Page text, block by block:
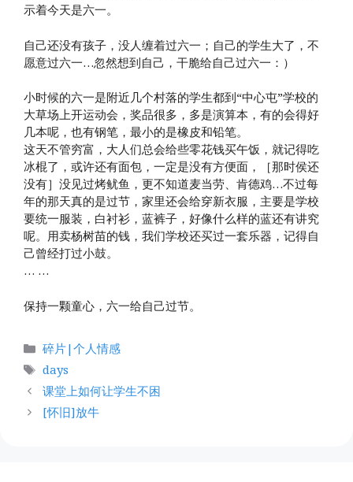
示着今天是六一。
自己还没有孩子，没人缠着过六一；自己的学生大了，不
愿意过六一…忽然想到自己，干脆给自己过六一：）
小时候的六一是附近几个村落的学生都到“中心屯”学校的
大草场上开运动会，奖品很多，多是演算本，有的会得好
几本呢，也有钢笔，最小的是橡皮和铅笔。
这天不管穷富，大人们总会给些零花钱买午饭，就记得吃
冰棍了，或许还有面包，一定是没有方便面，［那时侯还
没有］没见过烤鱿鱼，更不知道麦当劳、肯德鸡…不过每
年的那天真的是过节，家里还会给穿新衣服，主要是学校
要统一服装，白衬衫，蓝裤子，好像什么样的蓝还有讲究
呢。用卖杨树苗的钱，我们学校还买过一套乐器，记得自
己曾经打过小鼓。
… …
保持一颗童心，六一给自己过节。
分
类
碎片|个人情感
标
签
days
课堂上如何让学生不困
[怀旧]放牛